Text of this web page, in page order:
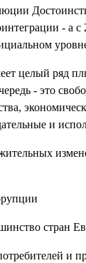
- а
целый ряд
- это
и
стран
и